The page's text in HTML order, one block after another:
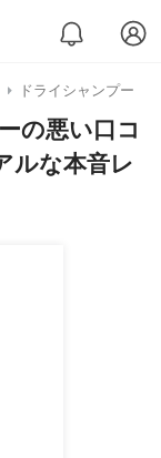
ドライシャンプー
の悪い口コ
ルな本音レ